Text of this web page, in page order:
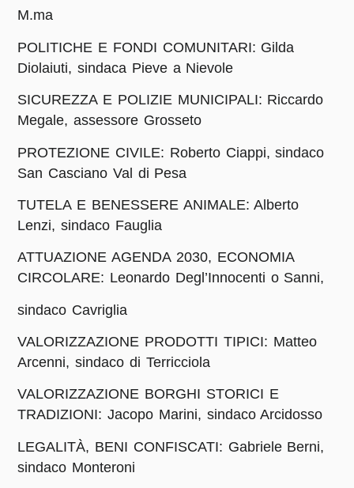
M.ma
POLITICHE E FONDI COMUNITARI: Gilda
Diolaiuti, sindaca Pieve a Nievole
SICUREZZA E POLIZIE MUNICIPALI: Riccardo
Megale, assessore Grosseto
PROTEZIONE CIVILE: Roberto Ciappi, sindaco
San Casciano Val di Pesa
TUTELA E BENESSERE ANIMALE: Alberto
Lenzi, sindaco Fauglia
ATTUAZIONE AGENDA 2030, ECONOMIA
CIRCOLARE: Leonardo Degl’Innocenti o Sanni,
sindaco Cavriglia
VALORIZZAZIONE PRODOTTI TIPICI: Matteo
Arcenni, sindaco di Terricciola
VALORIZZAZIONE BORGHI STORICI E
TRADIZIONI: Jacopo Marini, sindaco Arcidosso
LEGALITÀ, BENI CONFISCATI: Gabriele Berni,
sindaco Monteroni